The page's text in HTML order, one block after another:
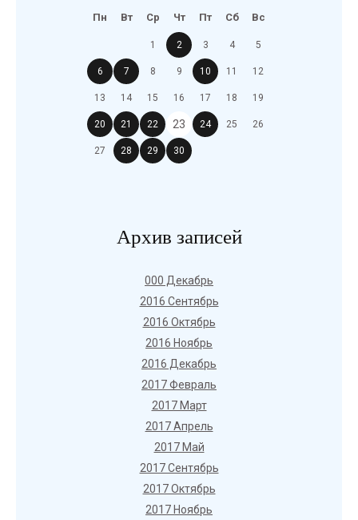
Пн Вт Ср Чт Пт Сб Вс
1 2 3 4 5
6 7 8 9 10 11 12
13 14 15 16 17 18 19
20 21 22 23 24 25 26
27 28 29 30
Архив записей
000 Декабрь
2016 Сентябрь
2016 Октябрь
2016 Ноябрь
2016 Декабрь
2017 Февраль
2017 Март
2017 Апрель
2017 Май
2017 Сентябрь
2017 Октябрь
2017 Ноябрь